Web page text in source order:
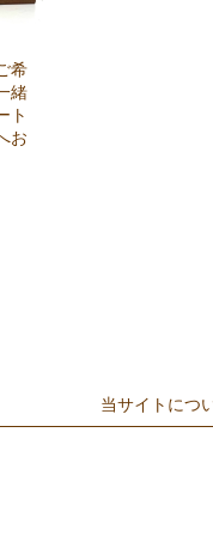
希
緒
ト
お
当サイトにつ